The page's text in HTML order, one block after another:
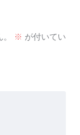
※ が付いてい